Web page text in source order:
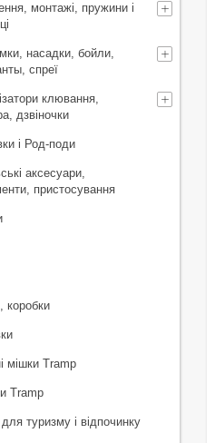
монтажі, пружини і
насадки, бойли,
спреї
клювання,
дзвіночки
і Род-поди
аксесуари,
пристосування
коробки
мішки Tramp
Tramp
туризму і відпочинку